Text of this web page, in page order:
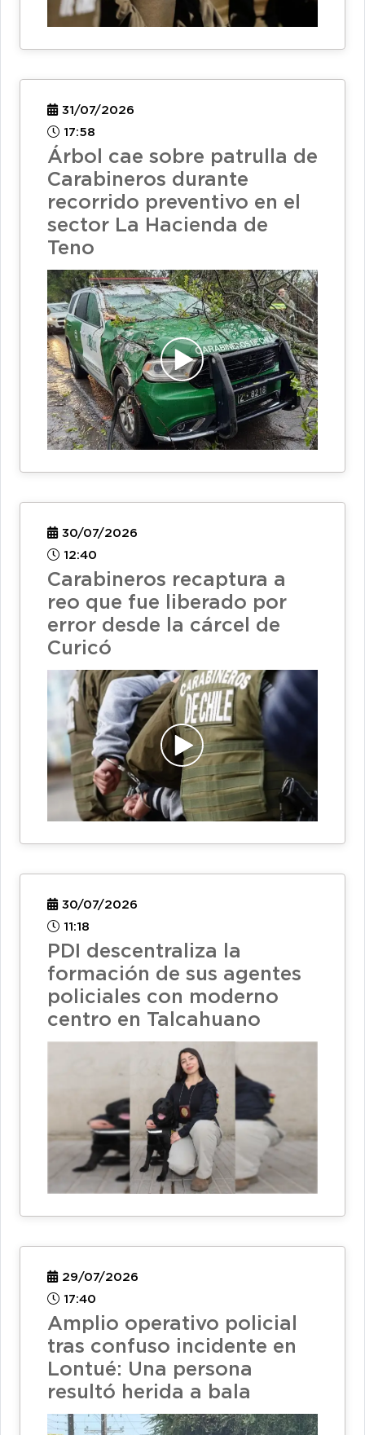
31/07/2026
17:58
Árbol cae sobre patrulla de
Carabineros durante
recorrido preventivo en el
sector La Hacienda de
Teno
30/07/2026
12:40
Carabineros recaptura a
reo que fue liberado por
error desde la cárcel de
Curicó
30/07/2026
11:18
PDI descentraliza la
formación de sus agentes
policiales con moderno
centro en Talcahuano
29/07/2026
17:40
Amplio operativo policial
tras confuso incidente en
Lontué: Una persona
resultó herida a bala